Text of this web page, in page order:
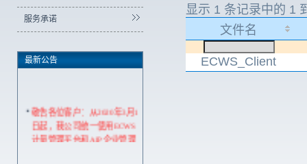
服务承诺
最新公告
敬告各位客户：从2020年3月1
日起，我公司统一使用ECWS
计量管理平台和AIP企业管理
显示 1 条记录中的 1
文件名
ECWS_Client